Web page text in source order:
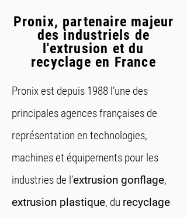
Pronix, partenaire majeur
des industriels de
l'extrusion et du
recyclage en France
Pronix est depuis 1988 l’une des
principales agences françaises de
représentation en technologies,
machines et équipements pour les
industries de l’extrusion gonflage,
extrusion plastique, du recyclage